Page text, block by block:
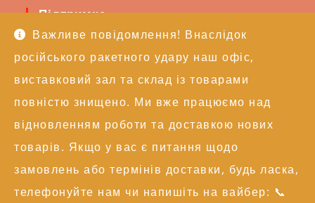
Важливе повідомлення! Внаслідок
російського ракетного удару наш офіс,
виставковий зал та склад із товарами
повністю знищено. Ми вже працюємо над
відновленням роботи та доставкою нових
товарів. Якщо у вас є питання щодо
замовлень або термінів доставки, будь ласка,
телефонуйте нам чи напишіть на вайбер: 📞
Підтримка
Доставка та оплата
Політика повернення
Техпідтримка
+38 (050) 246-17-15
info@alexgroupe.com
Більше інформації